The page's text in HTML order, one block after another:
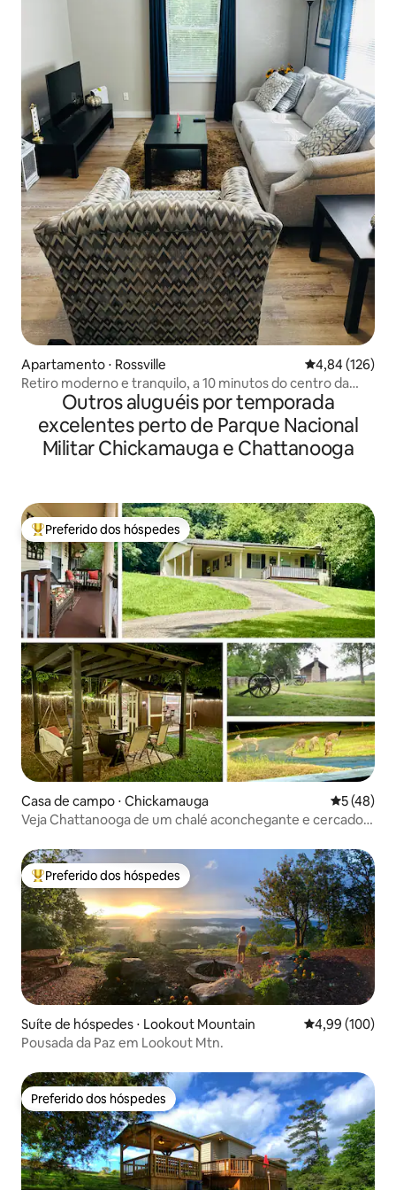
Apartamento ⋅ Rossville 4,84 de uma
4,84 (126)
Retiro moderno e tranquilo, a 10 minutos do centro da
cidade, Wi-Fi rápido
Outros aluguéis por temporada
excelentes perto de Parque Nacional
Militar Chickamauga e Chattanooga
Entre os melhores preferidos dos hóspedes
Preferido dos hóspedes
Casa de campo ⋅ Chickamauga 5 de uma
5 (48)
Veja Chattanooga de um chalé aconchegante e cercado
Entre os melhores preferidos dos hóspedes
Preferido dos hóspedes
Suíte de hóspedes ⋅ Lookout Mountain 4,99 de uma
4,99 (100)
Pousada da Paz em Lookout Mtn.
Preferido dos hóspedes
Preferido dos hóspedes